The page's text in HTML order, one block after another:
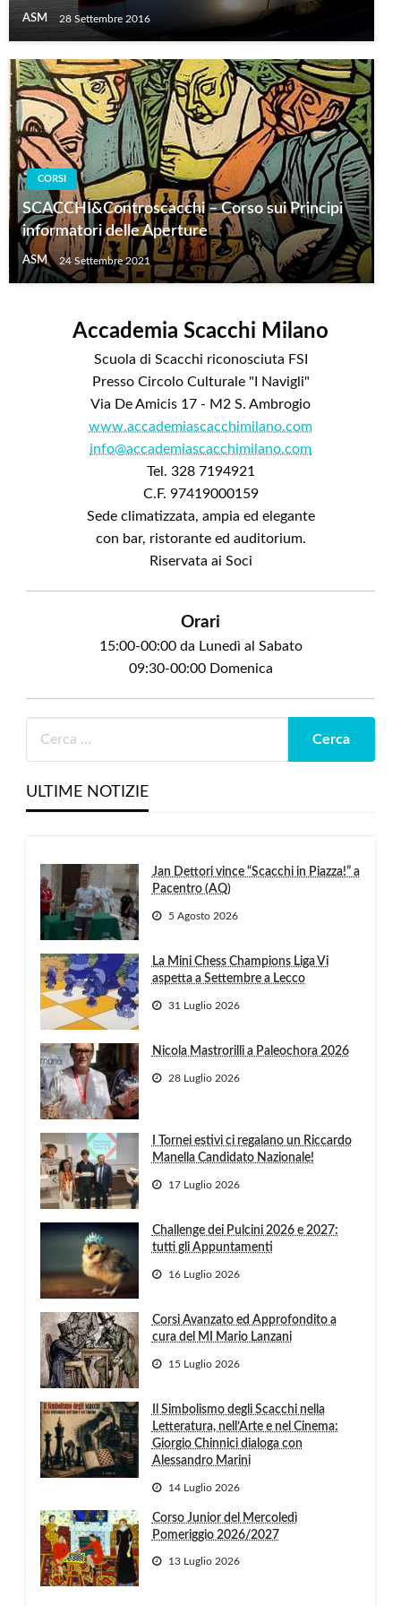
ASM 28 Settembre 2016
CORSI
SCACCHI&Controscacchi – Corso sui Principi
informatori delle Aperture
ASM 24 Settembre 2021
Accademia Scacchi Milano
Scuola di Scacchi riconosciuta FSI
Presso Circolo Culturale "I Navigli"
Via De Amicis 17 - M2 S. Ambrogio
www.accademiascacchimilano.com
info@accademiascacchimilano.com
Tel. 328 7194921
C.F. 97419000159
Sede climatizzata, ampia ed elegante
con bar, ristorante ed auditorium.
Riservata ai Soci
Orari
15:00-00:00 da Lunedì al Sabato
09:30-00:00 Domenica
ULTIME NOTIZIE
Jan Dettori vince “Scacchi in Piazza!” a
Pacentro (AQ)
5 Agosto 2026
La Mini Chess Champions Liga Vi
aspetta a Settembre a Lecco
31 Luglio 2026
Nicola Mastrorilli a Paleochora 2026
28 Luglio 2026
I Tornei estivi ci regalano un Riccardo
Manella Candidato Nazionale!
17 Luglio 2026
Challenge dei Pulcini 2026 e 2027:
tutti gli Appuntamenti
16 Luglio 2026
Corsi Avanzato ed Approfondito a
cura del MI Mario Lanzani
15 Luglio 2026
Il Simbolismo degli Scacchi nella
Letteratura, nell’Arte e nel Cinema:
Giorgio Chinnici dialoga con
Alessandro Marini
14 Luglio 2026
Corso Junior del Mercoledì
Pomeriggio 2026/2027
13 Luglio 2026